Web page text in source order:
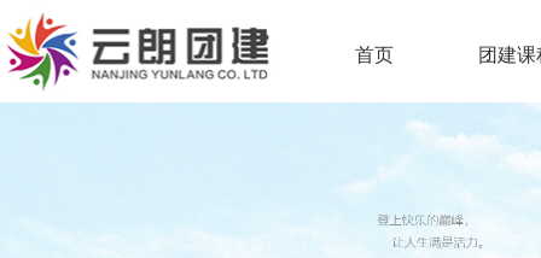
首页 团建